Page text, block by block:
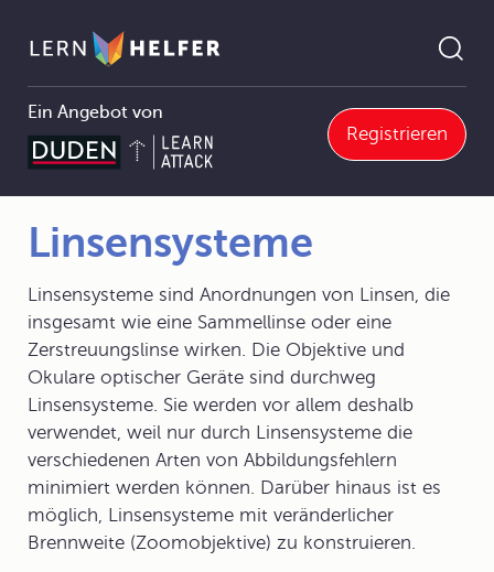
Ein Angebot von
Registrieren
Pfadnavigation
5 Optik 5.3 Brechung des Lichts Linsensysteme
Linsensysteme
Linsensysteme sind Anordnungen von Linsen, die
insgesamt wie eine Sammellinse oder eine
Zerstreuungslinse wirken. Die Objektive und
Okulare optischer Geräte sind durchweg
Linsensysteme. Sie werden vor allem deshalb
verwendet, weil nur durch Linsensysteme die
verschiedenen Arten von Abbildungsfehlern
minimiert werden können. Darüber hinaus ist es
möglich, Linsensysteme mit veränderlicher
Brennweite (Zoomobjektive) zu konstruieren.